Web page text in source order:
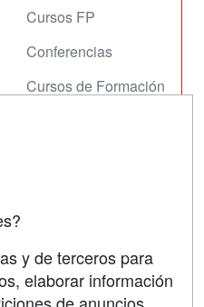
Cursos FP
Conferencias
Cursos de Formación
y de terceros para
elaborar información